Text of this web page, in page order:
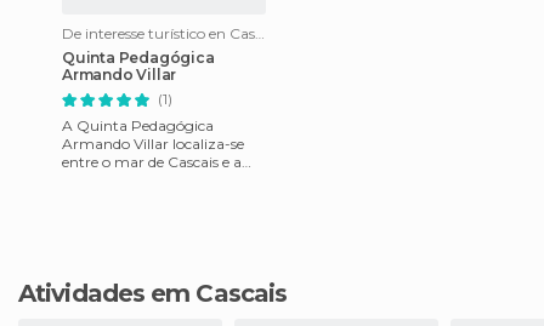
De interesse turístico en Cascais
Quinta Pedagógica
Armando Villar
(1)
A Quinta Pedagógica
Armando Villar localiza-se
entre o mar de Cascais e a
Atividades em Cascais